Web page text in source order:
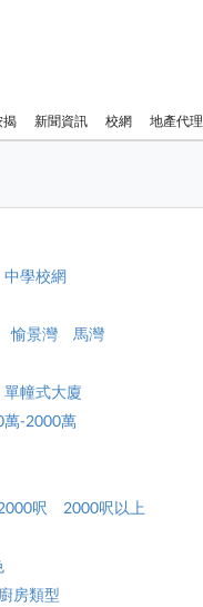
揭 新聞資訊 校網 地產代理
中學校網
愉景灣
馬灣
單幢式大廈
萬-2000萬
呎
2000呎以上
廚房類型